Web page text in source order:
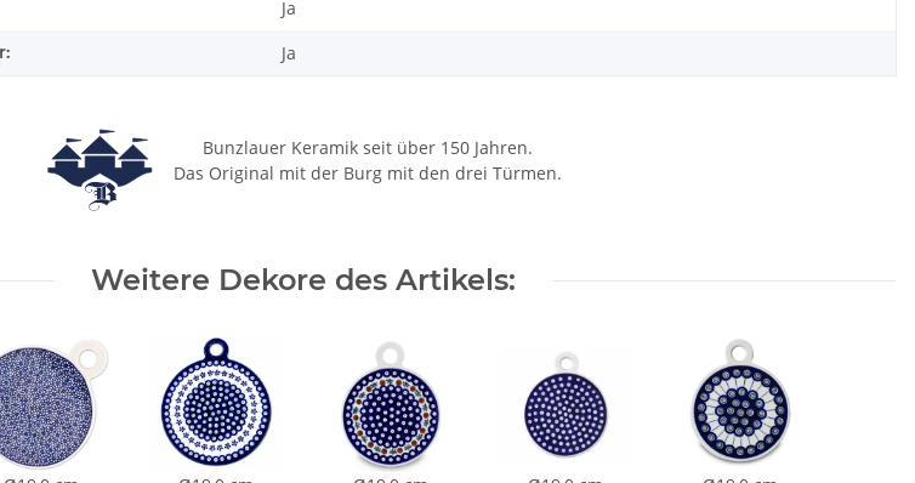
Ja
Ja
Bunzlauer Keramik seit über 150 Jahren.
Das Original mit der Burg mit den drei Türmen.
Weitere Dekore des Artikels: